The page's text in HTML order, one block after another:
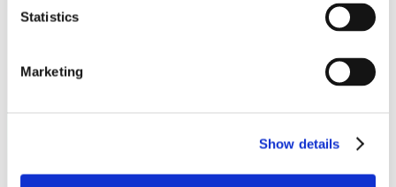
Statistics
Marketing
Show details